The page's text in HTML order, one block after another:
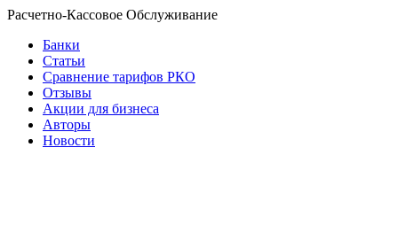
Расчетно-Кассовое Обслуживание
Банки
Статьи
Сравнение тарифов РКО
Отзывы
Акции для бизнеса
Авторы
Новости